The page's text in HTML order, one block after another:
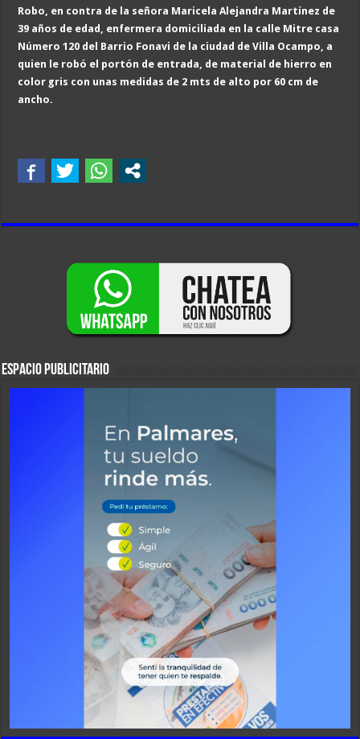
Robo, en contra de la señora Maricela Alejandra Martínez de
39 años de edad, enfermera domiciliada en la calle Mitre casa
Número 120 del Barrio Fonavi de la ciudad de Villa Ocampo, a
quien le robó el portón de entrada, de material de hierro en
color gris con unas medidas de 2 mts de alto por 60 cm de
ancho.
ESPACIO PUBLICITARIO